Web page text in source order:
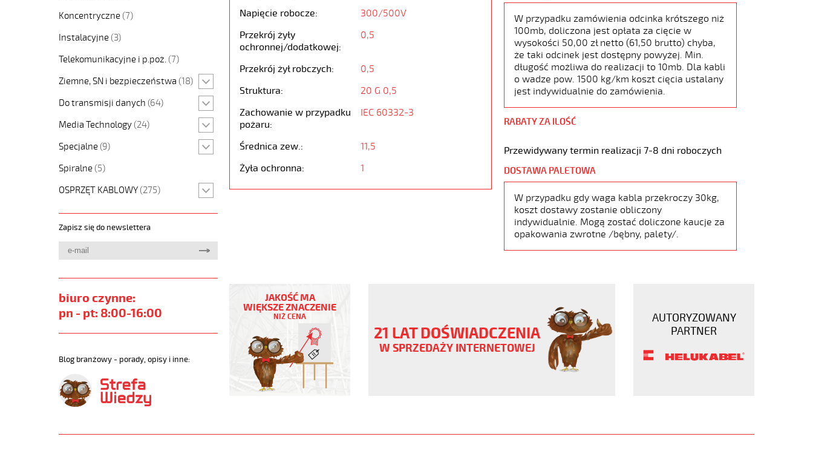
Koncentryczne (7)
Instalacyjne (3)
Telekomunikacyjne i p.poż. (7)
Ziemne, SN i bezpieczeństwa (18)
Do transmisji danych (64)
Media Technology (24)
Specjalne (9)
Spiralne (5)
OSPRZĘT KABLOWY (275)
Zapisz się do newslettera
biuro czynne:
pn - pt: 8:00-16:00
Blog branżowy - porady, opisy i inne:
Napięcie robocze:
300/500V
Przekrój żyły
ochronnej/dodatkowej:
0,5
Przekrój żył robczych:
0,5
Struktura:
20 G 0,5
Zachowanie w przypadku
pożaru:
IEC 60332-3
Średnica zew.:
11,5
Żyła ochronna:
1
W przypadku zamówienia odcinka krótszego niż
100mb, doliczona jest opłata za cięcie w
wysokości 50,00 zł netto (61,50 brutto) chyba,
że taki odcinek jest dostępny powyżej. Min.
długość możliwa do realizacji to 10mb. Dla kabli
o wadze pow. 1500 kg/km koszt cięcia ustalany
jest indywidualnie do zamówienia.
RABATY ZA ILOŚĆ
Przewidywany termin realizacji 7-8 dni roboczych
DOSTAWA PALETOWA
W przypadku gdy waga kabla przekroczy 30kg,
koszt dostawy zostanie obliczony
indywidualnie. Mogą zostać doliczone kaucje za
opakowania zwrotne /bębny, palety/.
HMH
20G0,5
elastyczny
300/500V
czarne
numerowane,
JZ-
JAKOŚĆ MA
WIĘKSZE ZNACZENIE
NIŻ CENA
21 LAT DOŚWIADCZENIA
W SPRZEDAŻY INTERNETOWEJ
AUTORYZOWANY
PARTNER